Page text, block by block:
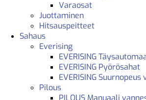
Varaosat
Juottaminen
Hitsauspeitteet
Sahaus
Everising
EVERISING
EVERISING Pyörösahat
EVERISING
Pilous
PILOUS Manuaali